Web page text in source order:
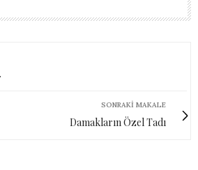
SONRAKI MAKALE
Damakların Özel Tadı